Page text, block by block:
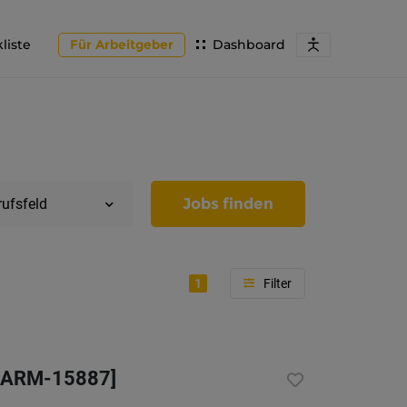
Dashboard
Für Arbeitgeber
Jobs finden
1
15887]